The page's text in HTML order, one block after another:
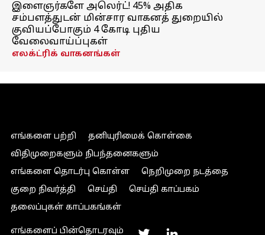
இளைஞர்களே அலெர்ட்! 45% அதிக
சம்பளத்துடன் மின்சார வாகனத் துறையில்
குவியப்போகும் 4 கோடி புதிய
வேலைவாய்ப்புகள்
எலக்ட்ரிக் வாகனங்கள்
எங்களை பற்றி
தனியுரிமைக் கொள்கை
விதிமுறைகளும் நிபந்தனைகளும்
எங்களை தொடர்பு கொள்ள
நெறிமுறை நடத்தை
குறை நிவர்த்தி
செய்தி
செய்தி காப்பகம்
தலைப்புகள் காப்பகங்கள்
எங்களைப் பின்தொடரவும்